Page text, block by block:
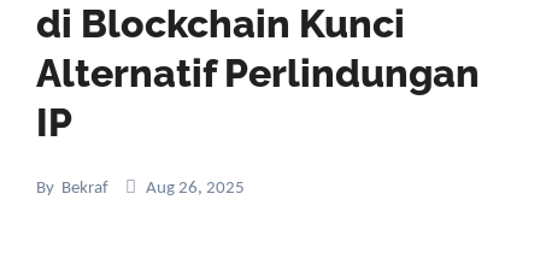
di Blockchain Kunci
Alternatif Perlindungan
IP
By Bekraf Aug 26, 2025